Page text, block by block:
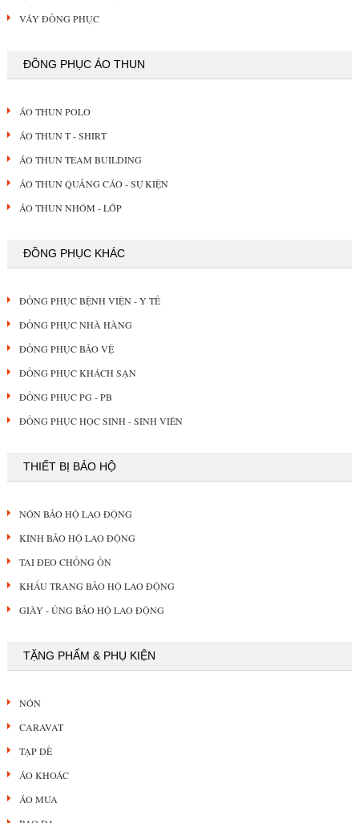
VÁY ĐỒNG PHỤC
ĐỒNG PHỤC ÁO THUN
ÁO THUN POLO
ÁO THUN T - SHIRT
ÁO THUN TEAM BUILDING
ÁO THUN QUẢNG CÁO - SỰ KIỆN
ÁO THUN NHÓM - LỚP
ĐỒNG PHỤC KHÁC
ĐỒNG PHỤC BỆNH VIỆN - Y TẾ
ĐỒNG PHỤC NHÀ HÀNG
ĐỒNG PHỤC BẢO VỆ
ĐỒNG PHỤC KHÁCH SẠN
ĐỒNG PHỤC PG - PB
ĐỒNG PHỤC HỌC SINH - SINH VIÊN
THIẾT BỊ BẢO HỘ
NÓN BẢO HỘ LAO ĐỘNG
KÍNH BẢO HỘ LAO ĐỘNG
TAI ĐEO CHỐNG ỒN
KHẨU TRANG BẢO HỘ LAO ĐỘNG
GIÀY - ỦNG BẢO HỘ LAO ĐỘNG
TẶNG PHẨM & PHỤ KIỆN
NÓN
CARAVAT
TẠP DỀ
ÁO KHOÁC
ÁO MƯA